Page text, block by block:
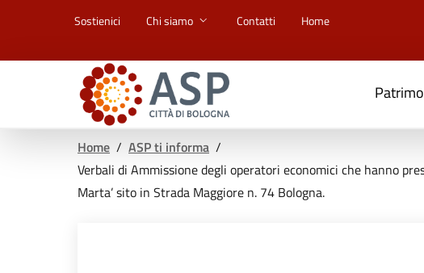
Sostienici Chi siamo Contatti Home
Home / ASP ti informa /
Verbali di Ammissione degli operatori economici che hanno
Marta’ sito in Strada Maggiore n. 74 Bologna.